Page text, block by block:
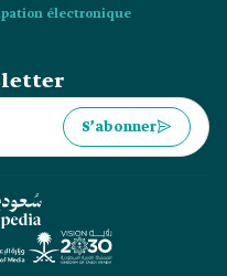
électronique
S’abonner